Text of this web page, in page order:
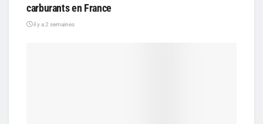
carburants en France
il y a 2 semaines